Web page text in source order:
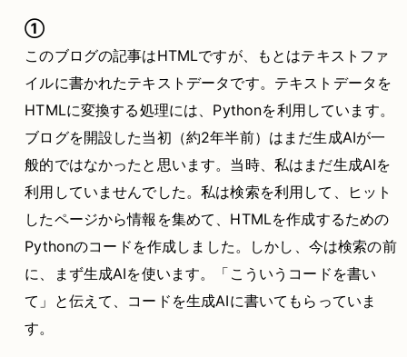
①
このブログの記事はHTMLですが、もとはテキストファ
イルに書かれたテキストデータです。テキストデータを
HTMLに変換する処理には、Pythonを利用しています。
ブログを開設した当初（約2年半前）はまだ生成AIが一
般的ではなかったと思います。当時、私はまだ生成AIを
利用していませんでした。私は検索を利用して、ヒット
したページから情報を集めて、HTMLを作成するための
Pythonのコードを作成しました。しかし、今は検索の前
に、まず生成AIを使います。「こういうコードを書い
て」と伝えて、コードを生成AIに書いてもらっていま
す。